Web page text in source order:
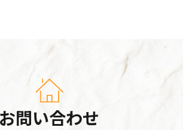
お問い合わせ